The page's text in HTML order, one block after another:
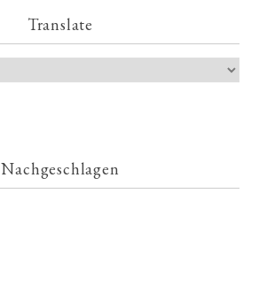
Translate
Nachgeschlagen